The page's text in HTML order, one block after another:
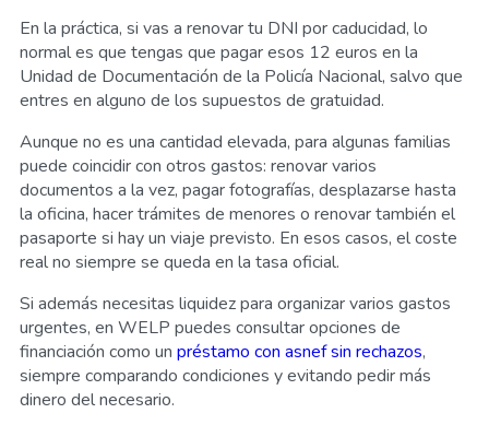
En la práctica, si vas a renovar tu DNI por caducidad, lo
normal es que tengas que pagar esos 12 euros en la
Unidad de Documentación de la Policía Nacional, salvo que
entres en alguno de los supuestos de gratuidad.
Aunque no es una cantidad elevada, para algunas familias
puede coincidir con otros gastos: renovar varios
documentos a la vez, pagar fotografías, desplazarse hasta
la oficina, hacer trámites de menores o renovar también el
pasaporte si hay un viaje previsto. En esos casos, el coste
real no siempre se queda en la tasa oficial.
Si además necesitas liquidez para organizar varios gastos
urgentes, en WELP puedes consultar opciones de
financiación como un préstamo con asnef sin rechazos,
siempre comparando condiciones y evitando pedir más
dinero del necesario.